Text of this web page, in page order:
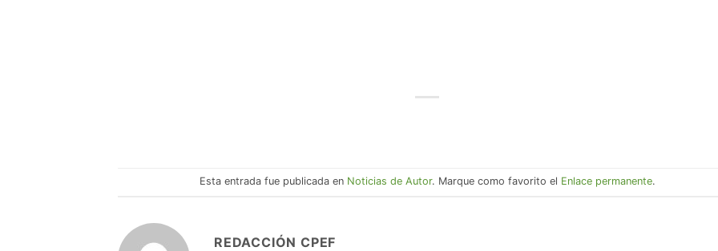
Esta entrada fue publicada en Noticias de Autor. Marque como favorito el Enlace permanente.
REDACCIÓN CPEF